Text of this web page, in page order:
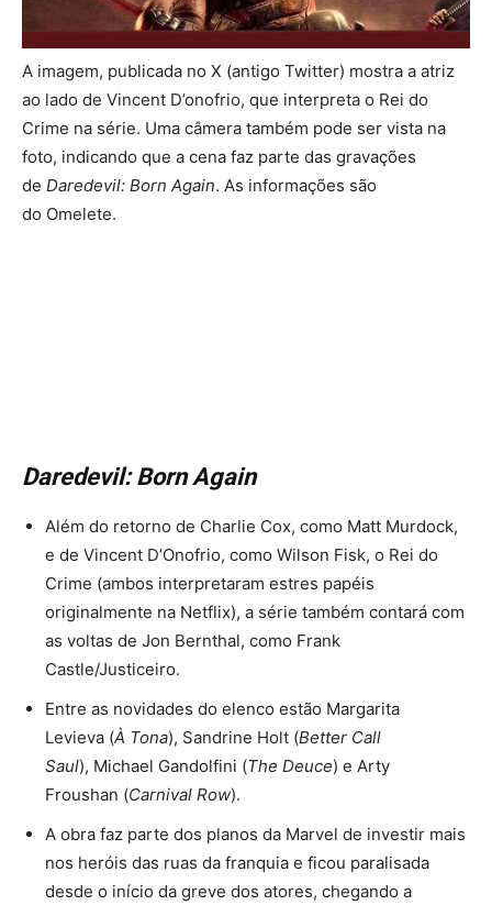
A imagem, publicada no X (antigo Twitter) mostra a atriz
ao lado de Vincent D’onofrio, que interpreta o Rei do
Crime na série. Uma câmera também pode ser vista na
foto, indicando que a cena faz parte das gravações
de Daredevil: Born Again. As informações são
do Omelete.
Daredevil: Born Again
Além do retorno de Charlie Cox, como Matt Murdock,
e de Vincent D’Onofrio, como Wilson Fisk, o Rei do
Crime (ambos interpretaram estres papéis
originalmente na Netflix), a série também contará com
as voltas de Jon Bernthal, como Frank
Castle/Justiceiro.
Entre as novidades do elenco estão Margarita
Levieva (À Tona), Sandrine Holt (Better Call
Saul), Michael Gandolfini (The Deuce) e Arty
Froushan (Carnival Row).
A obra faz parte dos planos da Marvel de investir mais
nos heróis das ruas da franquia e ficou paralisada
desde o início da greve dos atores, chegando a